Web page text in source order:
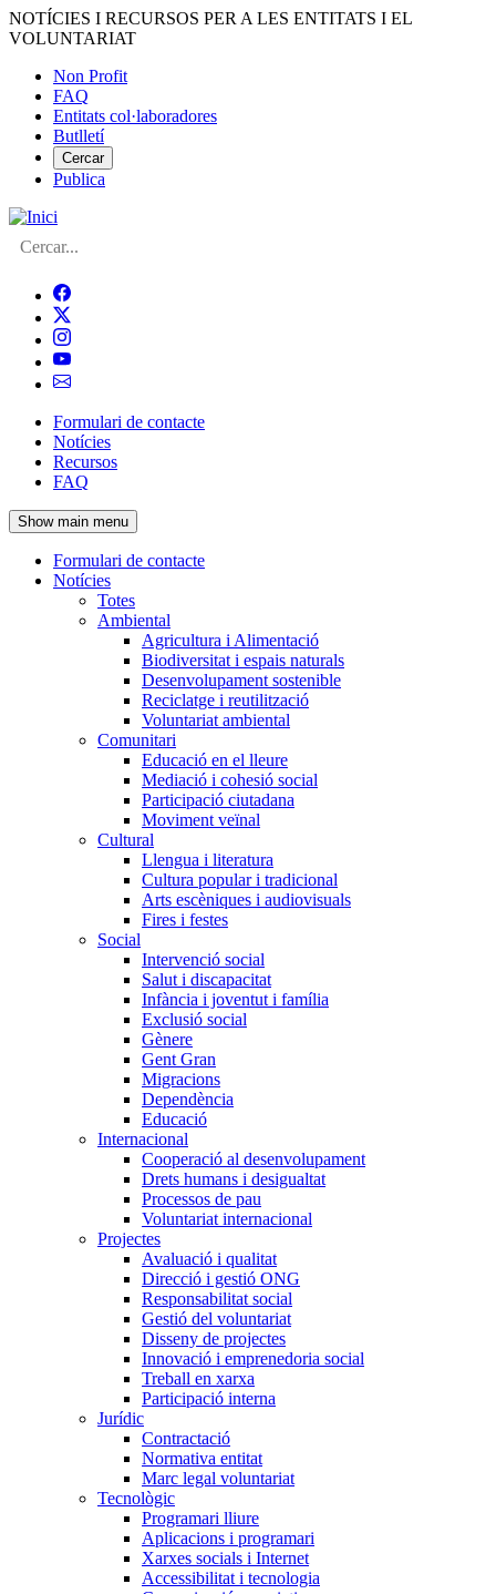
Vés
al
NOTÍCIES I RECURSOS PER A LES ENTITATS I EL
VOLUNTARIAT
Menú
del
compte
d'usuari
Non Profit
FAQ
Entitats col·laboradores
Butlletí
Cercar
Publica
Cerca
Navegació
principal
de
l'encapçalament
Formulari de contacte
Notícies
Recursos
FAQ
Show main menu
Navegació
principal
Formulari de contacte
Notícies
Totes
Ambiental
Agricultura i Alimentació
Biodiversitat i espais naturals
Desenvolupament sostenible
Reciclatge i reutilització
Voluntariat ambiental
Comunitari
Educació en el lleure
Mediació i cohesió social
Participació ciutadana
Moviment veïnal
Cultural
Llengua i literatura
Cultura popular i tradicional
Arts escèniques i audiovisuals
Fires i festes
Social
Intervenció social
Salut i discapacitat
Infància i joventut i família
Exclusió social
Gènere
Gent Gran
Migracions
Dependència
Educació
Internacional
Cooperació al desenvolupament
Drets humans i desigualtat
Processos de pau
Voluntariat internacional
Projectes
Avaluació i qualitat
Direcció i gestió ONG
Responsabilitat social
Gestió del voluntariat
Disseny de projectes
Innovació i emprenedoria social
Treball en xarxa
Participació interna
Jurídic
Contractació
Normativa entitat
Marc legal voluntariat
Tecnològic
Programari lliure
Aplicacions i programari
Xarxes socials i Internet
Accessibilitat i tecnologia